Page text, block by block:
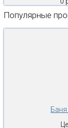
Популярные